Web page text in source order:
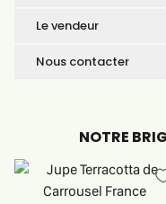
Le vendeur
Nous contacter
NOTRE